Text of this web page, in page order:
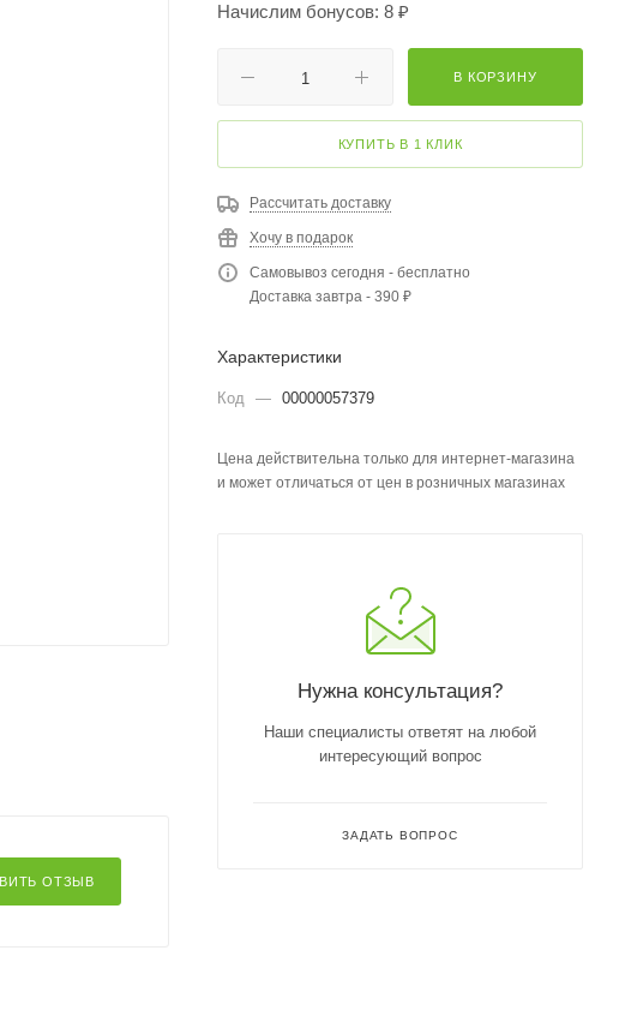
ОТЗЫВ
Начислим бонусов: 8 ₽
В КОРЗИНУ
КУПИТЬ В 1 КЛИК
Рассчитать доставку
Хочу в подарок
Самовывоз сегодня - бесплатно
Доставка завтра - 390 ₽
Характеристики
Код — 00000057379
Цена действительна только для интернет-магазина
и может отличаться от цен в розничных магазинах
Нужна консультация?
Наши специалисты ответят на любой
интересующий вопрос
ЗАДАТЬ ВОПРОС